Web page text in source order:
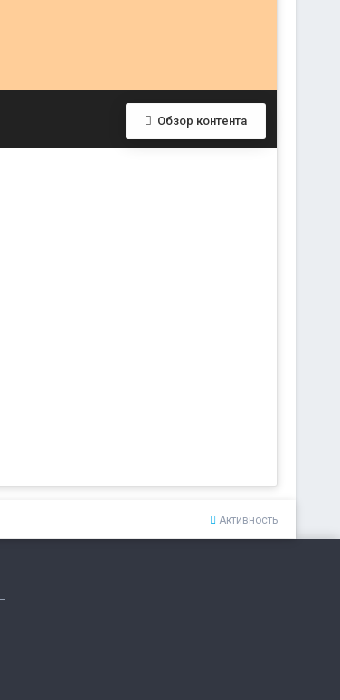
Обзор контента
Активность